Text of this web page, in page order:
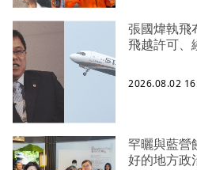
張國煒執飛
飛越許可
2026.08.02
罕曬與藍營
好的地方政